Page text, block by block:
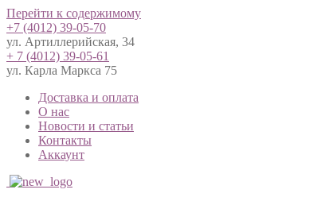
Перейти к содержимому
+7 (4012) 39-05-70
ул. Артиллерийская, 34
+ 7 (4012) 39-05-61
ул. Карла Маркса 75
Доставка и оплата
О нас
Новости и статьи
Контакты
Аккаунт